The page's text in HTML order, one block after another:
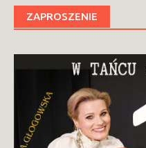
ZAPROSZENIE